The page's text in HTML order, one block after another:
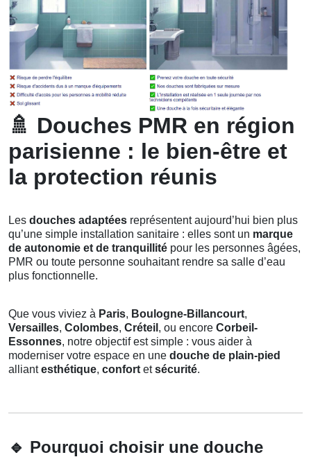
🚿 Douches PMR en région
parisienne : le bien-être et
la protection réunis
Les douches adaptées représentent aujourd’hui bien plus
qu’une simple installation sanitaire : elles sont un marque
de autonomie et de tranquillité pour les personnes âgées,
PMR ou toute personne souhaitant rendre sa salle d’eau
plus fonctionnelle.
Que vous viviez à Paris, Boulogne-Billancourt,
Versailles, Colombes, Créteil , ou encore Corbeil-
Essonnes, notre objectif est simple : vous aider à
moderniser votre espace en une douche de plain-pied
alliantesthétique, confort etsécurité.
🔹 Pourquoi choisir une douche